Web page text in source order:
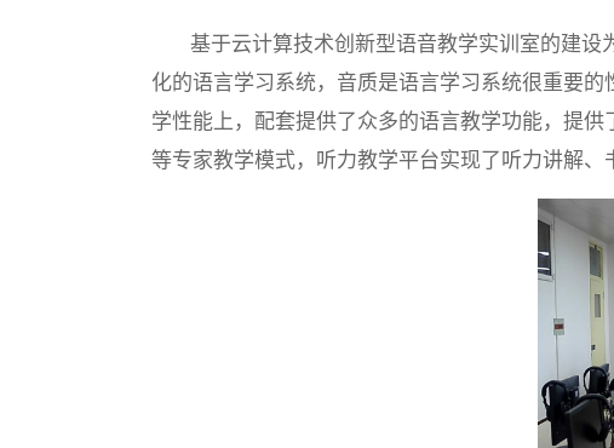
基于云计算技术创新型语音教学实训室的建设
化的语言学习系统，音质是语言学习系统很重要
学性能上，配套提供了众多的语言教学功能，提
等专家教学模式，听力教学平台实现了听力讲解、